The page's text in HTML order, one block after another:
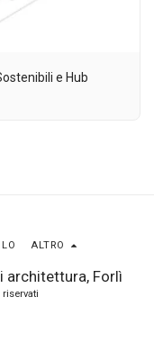
e Hub
architettura, Forlì
ALTRO